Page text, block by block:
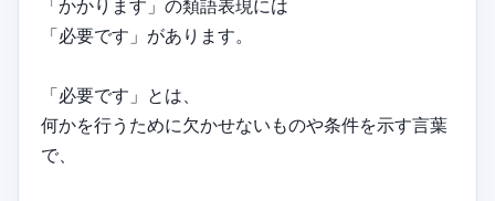
「かかります」の類語表現には
「必要です」があります。
「必要です」とは、
何かを行うために欠かせないものや条件を示す言葉
で、